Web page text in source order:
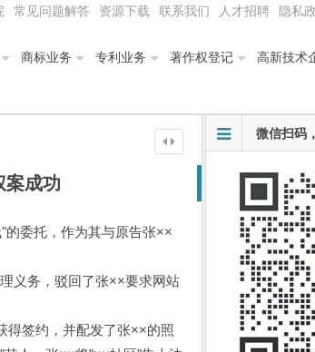
常见问题解答 资源下载 联系我们 人才招聘 隐私
商标业务 专利业务 著作权登记 高新技术
案成功
的委托，作为其与原告张××
义务，驳回了张××要求网站
得签约，并配发了张××的照
微信扫码